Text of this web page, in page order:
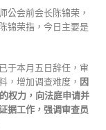
公会前会长陈锦荣，
锦荣指，今日主要是
于本月五日辞任，审
，增加调查难度， 因
权力，向法庭申请并
据工作，强调审查员